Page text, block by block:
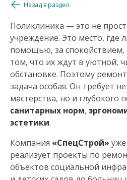
н
а
я
н
а
в
и
г
Назад в раздел
Поликлиника — это не
учреждение. Это место, где
помощью, за спокойствием,
том, что их ждут в уютной,
обстановке. Поэтому
задача особая. Он требует
мастерства, но и глубокого
санитарных норм,
эстетики.
Компания «СпецСтрой»
реализует проекты по
объектов социальной